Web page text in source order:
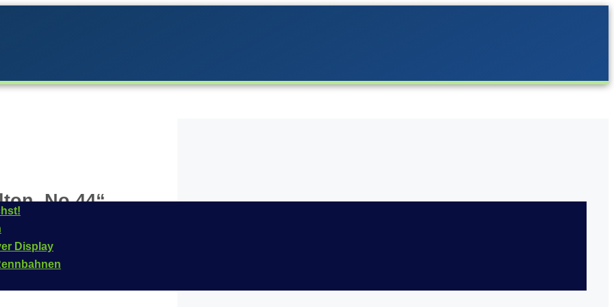
Display
No.44“
Carrera im
und das Fahrzeug ist
Artikelnummer